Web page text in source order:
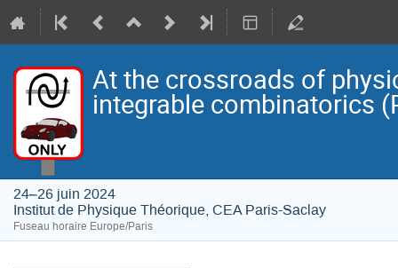
At the crossroads of
integrable combinatorics
24–26 juin 2024
Institut de Physique Théorique, CEA Paris-Saclay
Fuseau horaire Europe/Paris